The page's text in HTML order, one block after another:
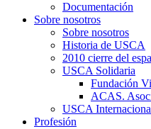
Documentación
Sobre nosotros
Sobre nosotros
Historia de USCA
2010 cierre del
USCA Solidaria
Fundación
ACAS.
USCA
Profesión